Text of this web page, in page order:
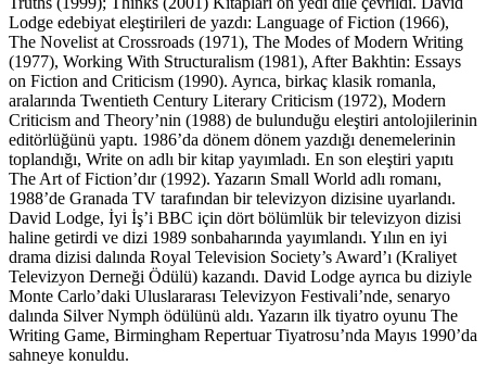
Lodge edebiyat eleştirileri de yazdı: Language of Fiction (1966),
The Novelist at Crossroads (1971), The Modes of Modern Writing
(1977), Working With Structuralism (1981), After Bakhtin: Essays
on Fiction and Criticism (1990). Ayrıca, birkaç klasik romanla,
aralarında Twentieth Century Literary Criticism (1972), Modern
Criticism and Theory’nin (1988) de bulunduğu eleştiri antolojilerinin
editörlüğünü yaptı. 1986’da dönem dönem yazdığı denemelerinin
toplandığı, Write on adlı bir kitap yayımladı. En son eleştiri yapıtı
The Art of Fiction’dır (1992). Yazarın Small World adlı romanı,
1988’de Granada TV tarafından bir televizyon dizisine uyarlandı.
David Lodge, İyi İş’i BBC için dört bölümlük bir televizyon dizisi
haline getirdi ve dizi 1989 sonbaharında yayımlandı. Yılın en iyi
drama dizisi dalında Royal Television Society’s Award’ı (Kraliyet
Televizyon Derneği Ödülü) kazandı. David Lodge ayrıca bu diziyle
Monte Carlo’daki Uluslararası Televizyon Festivali’nde, senaryo
dalında Silver Nymph ödülünü aldı. Yazarın ilk tiyatro oyunu The
Writing Game, Birmingham Repertuar Tiyatrosu’nda Mayıs 1990’da
sahneye konuldu.